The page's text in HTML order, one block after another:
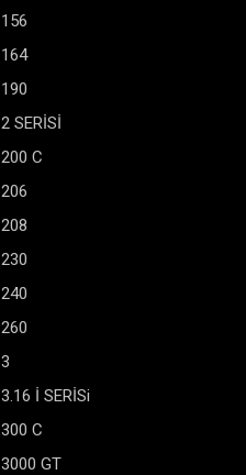
156
164
190
2 SERİSİ
200 C
206
208
230
240
260
3
3.16 İ SERİSi
300 C
3000 GT